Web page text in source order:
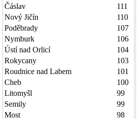
Čáslav
111
Nový Jičín
110
Poděbrady
107
Nymburk
106
Ústí nad Orlicí
104
Rokycany
103
Roudnice nad Labem
101
Cheb
100
Litomyšl
99
Semily
99
Most
98